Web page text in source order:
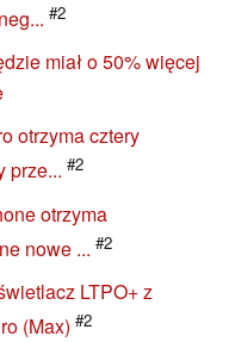
#2
miał o 50% więcej
otrzyma cztery
prze... #2
otrzyma
nowe ... #2
LTPO+ z
(Max) #2